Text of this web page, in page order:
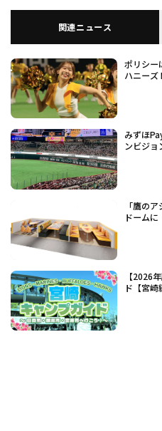
関連ニュース
ポリシー
ハニーズ
みずほ
ンビジョ
「鷹の
ドーム
【2026
ド【宮崎